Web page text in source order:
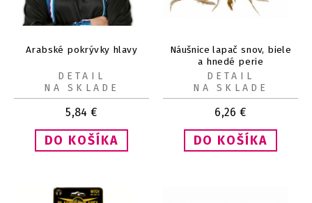
Arabské pokrývky hlavy
5,84 €
DETAIL
NA SKLADE
Náušnice lapač snov, biele
a hnedé perie
6,26 €
DETAIL
NA SKLADE